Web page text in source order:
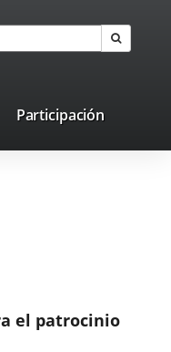
Participación
el patrocinio